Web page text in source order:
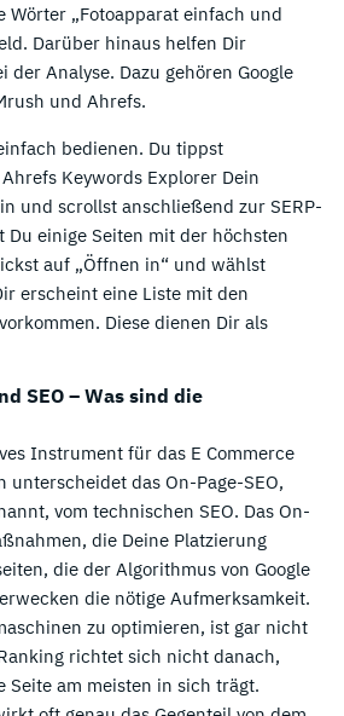
„Fotoapparat einfach und
Darüber hinaus helfen Dir
der Analyse. Dazu gehören Google
und Ahrefs.
bedienen. Du tippst
Keywords Explorer Dein
und scrollst anschließend zur SERP-
Du einige Seiten mit der höchsten
auf „Öffnen in“ und wählst
erscheint eine Liste mit den
Diese dienen Dir als
SEO – Was sind die
Instrument für das E Commerce
unterscheidet das On-Page-SEO,
vom technischen SEO. Das On-
die Deine Platzierung
die der Algorithmus von Google
die nötige Aufmerksamkeit.
zu optimieren, ist gar nicht
richtet sich nicht danach,
Seite am meisten in sich trägt.